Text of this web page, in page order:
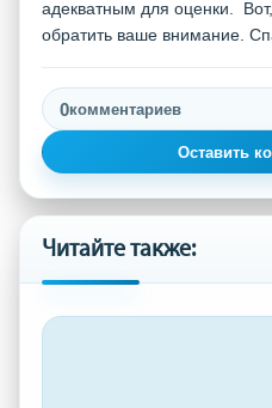
адекватным для оценки.
обратить ваше внимание.
0комментариев
Оставить
Читайте также: